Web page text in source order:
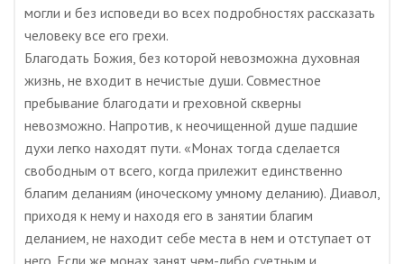
могли и без исповеди во всех подробностях рассказать
человеку все его грехи.
Благодать Божия, без которой невозможна духовная
жизнь, не входит в нечистые души. Совместное
пребывание благодати и греховной скверны
невозможно. Напротив, к неочищенной душе падшие
духи легко находят пути. «Монах тогда сделается
свободным от всего, когда прилежит единственно
благим деланиям (иноческому умному деланию). Диавол,
приходя к нему и находя его в занятии благим
деланием, не находит себе места в нем и отступает от
него. Если же монах занят чем-либо суетным и